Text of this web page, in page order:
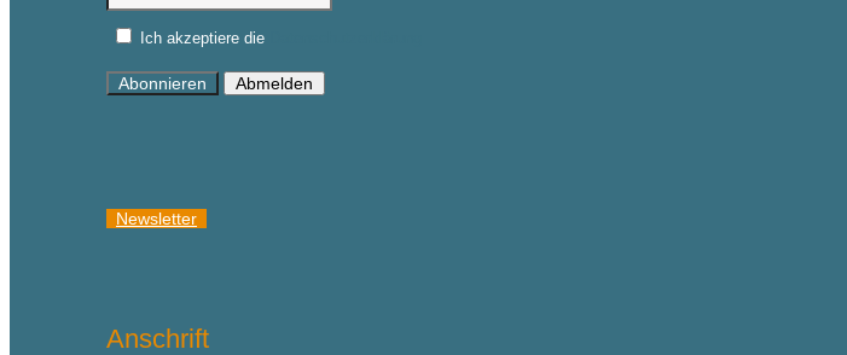
Ich akzeptiere die
Abonnieren Abmelden
Newsletter
Anschrift